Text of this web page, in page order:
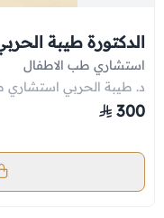
الدكتورة طيبة الحربي
استشاري طب الاطفال
د. طيبة الحربي استشاري طب الأطفال...
300